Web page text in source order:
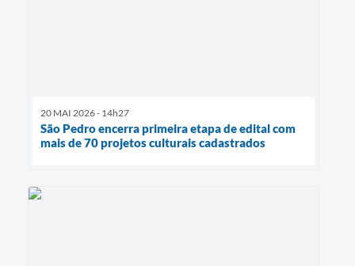
20 MAI 2026 - 14h27
São Pedro encerra primeira etapa de edital com
mais de 70 projetos culturais cadastrados